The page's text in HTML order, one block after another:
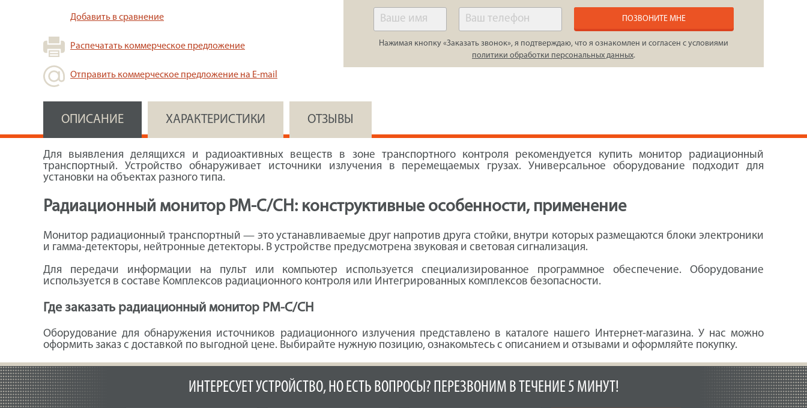
Добавить в сравнение
Распечатать коммерческое предложение
Отправить коммерческое предложение на E-mail
ПОЗВОНИТЕ МНЕ
Нажимая кнопку «Заказать звонок», я подтверждаю, что я ознакомлен и согласен с условиями
политики обработки персональных данных.
ОПИСАНИЕ ХАРАКТЕРИСТИКИ ОТЗЫВЫ
Для выявления делящихся и радиоактивных веществ в зоне транспортного контроля рекомендуется купить монитор радиационный
транспортный. Устройство обнаруживает источники излучения в перемещаемых грузах. Универсальное оборудование подходит для
установки на объектах разного типа.
Радиационный монитор РМ-С/СН: конструктивные особенности, применение
Монитор радиационный транспортный — это устанавливаемые друг напротив друга стойки, внутри которых размещаются блоки электроники
и гамма-детекторы, нейтронные детекторы. В устройстве предусмотрена звуковая и световая сигнализация.
Для передачи информации на пульт или компьютер используется специализированное программное обеспечение. Оборудование
используется в составе Комплексов радиационного контроля или Интегрированных комплексов безопасности.
Где заказать радиационный монитор РМ-С/СН
Оборудование для обнаружения источников радиационного излучения представлено в каталоге нашего Интернет-магазина. У нас можно
оформить заказ с доставкой по выгодной цене. Выбирайте нужную позицию, ознакомьтесь с описанием и отзывами и оформляйте покупку.
ИНТЕРЕСУЕТ УСТРОЙСТВО, НО ЕСТЬ ВОПРОСЫ? ПЕРЕЗВОНИМ В ТЕЧЕНИЕ 5 МИНУТ!